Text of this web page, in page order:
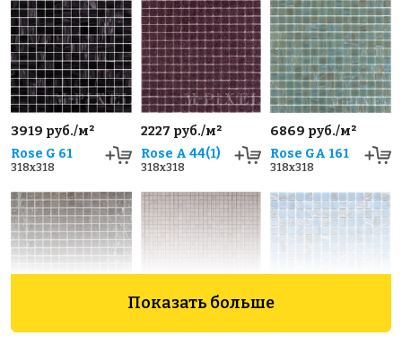
3919 руб./м²
Rose G 61
318x318
2227 руб./м²
Rose A 44(1)
318x318
6869 руб./м²
Rose GA 161
318x318
5070 руб./м²
7033 руб./м²
3919 руб./м²
Показать больше